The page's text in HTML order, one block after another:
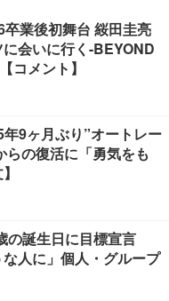
業後初舞台 䋝田圭亮
会いに行く-BEYOND
コメント】
9ヶ月ぶり”オートレー
らの復活に「勇気をも
の誕生日に目標宣言
な人に」個人・グループ